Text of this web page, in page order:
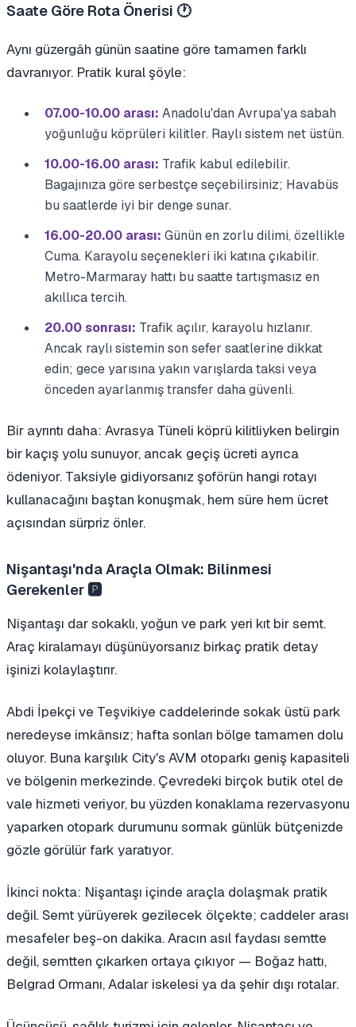
Saate Göre Rota Önerisi 🕐
Aynı güzergâh günün saatine göre tamamen farklı
davranıyor. Pratik kural şöyle:
07.00-10.00 arası: Anadolu'dan Avrupa'ya sabah
yoğunluğu köprüleri kilitler. Raylı sistem net üstün.
10.00-16.00 arası: Trafik kabul edilebilir.
Bagajınıza göre serbestçe seçebilirsiniz; Havabüs
bu saatlerde iyi bir denge sunar.
16.00-20.00 arası: Günün en zorlu dilimi, özellikle
Cuma. Karayolu seçenekleri iki katına çıkabilir.
Metro-Marmaray hattı bu saatte tartışmasız en
akıllıca tercih.
20.00 sonrası: Trafik açılır, karayolu hızlanır.
Ancak raylı sistemin son sefer saatlerine dikkat
edin; gece yarısına yakın varışlarda taksi veya
önceden ayarlanmış transfer daha güvenli.
Bir ayrıntı daha: Avrasya Tüneli köprü kilitliyken belirgin
bir kaçış yolu sunuyor, ancak geçiş ücreti ayrıca
ödeniyor. Taksiyle gidiyorsanız şoförün hangi rotayı
kullanacağını baştan konuşmak, hem süre hem ücret
açısından sürpriz önler.
Nişantaşı'nda Araçla Olmak: Bilinmesi
Gerekenler 🅿️
Nişantaşı dar sokaklı, yoğun ve park yeri kıt bir semt.
Araç kiralamayı düşünüyorsanız birkaç pratik detay
işinizi kolaylaştırır.
Abdi İpekçi ve Teşvikiye caddelerinde sokak üstü park
neredeyse imkânsız; hafta sonları bölge tamamen dolu
oluyor. Buna karşılık City's AVM otoparkı geniş kapasiteli
ve bölgenin merkezinde. Çevredeki birçok butik otel de
vale hizmeti veriyor, bu yüzden konaklama rezervasyonu
yaparken otopark durumunu sormak günlük bütçenizde
gözle görülür fark yaratıyor.
İkinci nokta: Nişantaşı içinde araçla dolaşmak pratik
değil. Semt yürüyerek gezilecek ölçekte; caddeler arası
mesafeler beş-on dakika. Aracın asıl faydası semtte
değil, semtten çıkarken ortaya çıkıyor — Boğaz hattı,
Belgrad Ormanı, Adalar iskelesi ya da şehir dışı rotalar.